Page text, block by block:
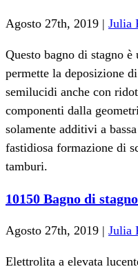
Agosto 27th, 2019 | Julia
Questo bagno di stagno
permette la deposizione
semilucidi anche con
componenti dalla
solamente additivi a
fastidiosa formazione di
tamburi.
10150 Bagno di
Agosto 27th, 2019 | Julia
Elettrolita a elevata